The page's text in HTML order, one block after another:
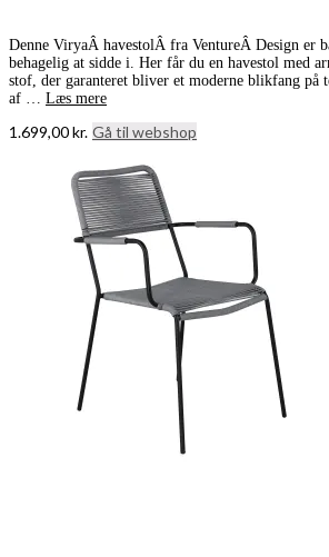
Denne ViryaÂ havestolÂ fra VentureÂ Design er
behagelig at sidde i. Her får du en havestol med
stof, der garanteret bliver et moderne blikfang på
af … Læs mere
1.699,00kr. Gå til webshop